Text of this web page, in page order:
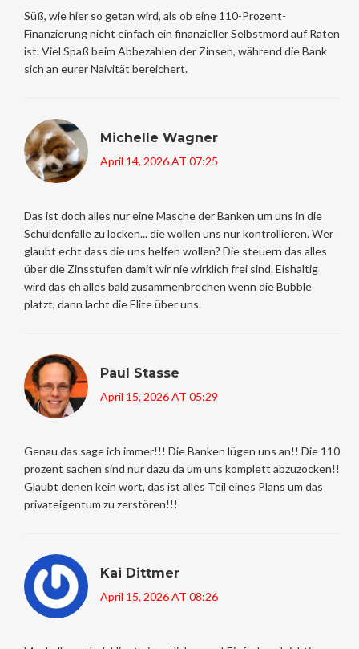
Süß, wie hier so getan wird, als ob eine 110-Prozent-
Finanzierung nicht einfach ein finanzieller Selbstmord auf Raten
ist. Viel Spaß beim Abbezahlen der Zinsen, während die Bank
sich an eurer Naivität bereichert.
Michelle Wagner
April 14, 2026 AT 07:25
Das ist doch alles nur eine Masche der Banken um uns in die
Schuldenfalle zu locken... die wollen uns nur kontrollieren. Wer
glaubt echt dass die uns helfen wollen? Die steuern das alles
über die Zinsstufen damit wir nie wirklich frei sind. Eishaltig
wird das eh alles bald zusammenbrechen wenn die Bubble
platzt, dann lacht die Elite über uns.
Paul Stasse
April 15, 2026 AT 05:29
Genau das sage ich immer!!! Die Banken lügen uns an!! Die 110
prozent sachen sind nur dazu da um uns komplett abzuzocken!!
Glaubt denen kein wort, das ist alles Teil eines Plans um das
privateigentum zu zerstören!!!
Kai Dittmer
April 15, 2026 AT 08:26